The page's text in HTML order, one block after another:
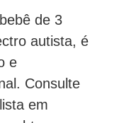
de 3
autista, é
e
Consulte
em